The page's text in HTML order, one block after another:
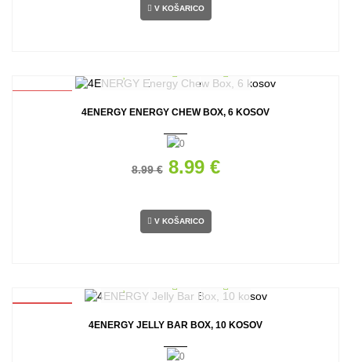
V KOŠARICO
4ENERGY ENERGY CHEW BOX, 6 KOSOV
8.99 € 8.99 €
V KOŠARICO
4ENERGY JELLY BAR BOX, 10 KOSOV